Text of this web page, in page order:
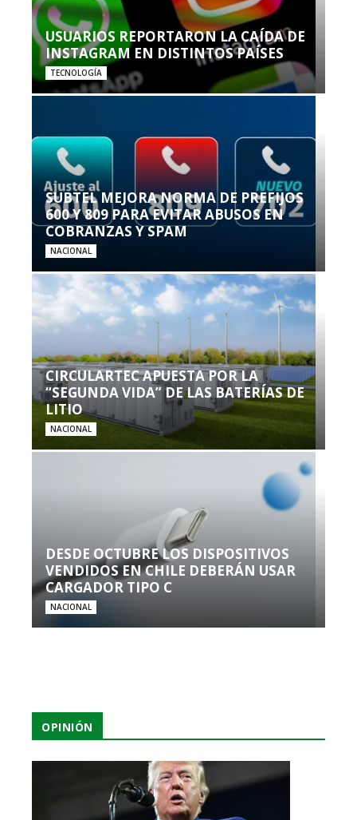
USUARIOS REPORTARON LA CAÍDA DE
INSTAGRAM EN DISTINTOS PAÍSES
TECNOLOGÍA
SUBTEL MEJORA NORMA DE PREFIJOS
600 Y 809 PARA EVITAR ABUSOS EN
COBRANZAS Y SPAM
NACIONAL
CIRCULARTEC APUESTA POR LA
“SEGUNDA VIDA” DE LAS BATERÍAS DE
LITIO
NACIONAL
DESDE OCTUBRE LOS DISPOSITIVOS
VENDIDOS EN CHILE DEBERÁN USAR
CARGADOR TIPO C
NACIONAL
OPINIÓN